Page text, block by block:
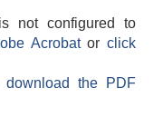
not configured to
Acrobatorclick
the PDF